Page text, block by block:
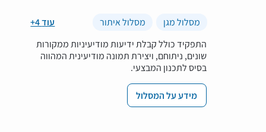
+4 עוד מסלול מגן
מסלול איתור
התפקיד כולל קבלת ידיעות מודיעיניות ממקורות
שונים, ניתוחם, ויצירת תמונה מודיעינית המהווה
בסיס לתכנון המבצעי.
מידע על המסלול